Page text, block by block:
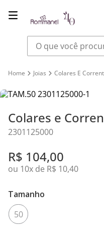
O que você
Joias Colares E
Colares e
2301125000
R$ 104,00
ou 10x de R$ 10,40
Tamanho
50